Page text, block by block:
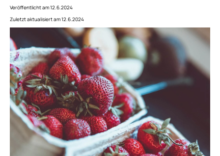
Veröffentlicht am 12.6.2024
Zuletzt aktualisiert am 12.6.2024